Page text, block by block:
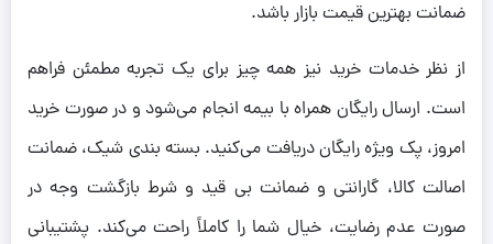
ضمانت بهترین قیمت بازار باشد.
از نظر خدمات خرید نیز همه چیز برای یک تجربه مطمئن فراهم
است. ارسال رایگان همراه با بیمه انجام می‌شود و در صورت خرید
امروز، پک ویژه رایگان دریافت می‌کنید. بسته بندی شیک، ضمانت
اصالت کالا، گارانتی و ضمانت بی قید و شرط بازگشت وجه در
صورت عدم رضایت، خیال شما را کاملاً راحت می‌کند. پشتیبانی